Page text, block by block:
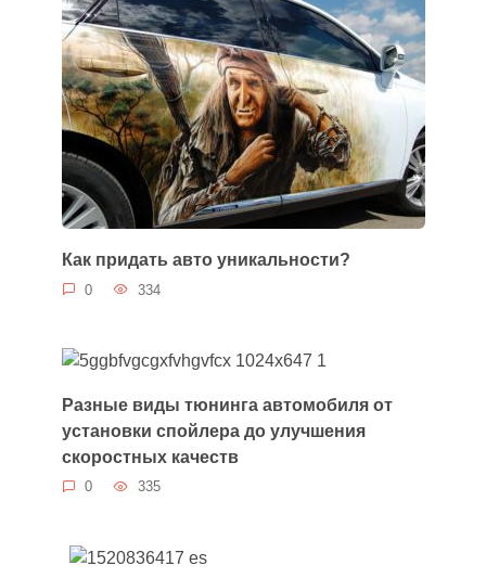
Как придать авто уникальности?
0 334
Разные виды тюнинга автомобиля от
установки спойлера до улучшения
скоростных качеств
0 335